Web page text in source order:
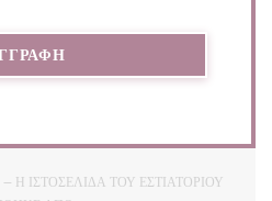
— Η ΙΣΤΟΣΕΛΊΔΑ ΤΟΥ ΕΣΤΙΑΤΟΡΊΟΥ